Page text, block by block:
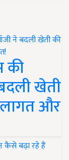
की
खेती
और